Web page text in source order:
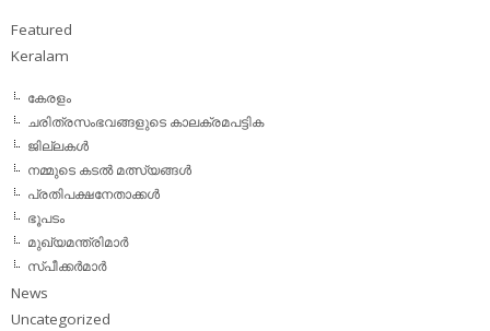
Featured
Keralam
കേരളം
ചരിത്രസംഭവങ്ങളുടെ കാലക്രമപട്ടിക
ജില്ലകള്‍
നമ്മുടെ കടല്‍ മത്സ്യങ്ങള്‍
പ്രതിപക്ഷനേതാക്കള്‍
ഭൂപടം
മുഖ്യമന്ത്രിമാര്‍
സ്പീക്കര്‍മാര്‍
News
Uncategorized